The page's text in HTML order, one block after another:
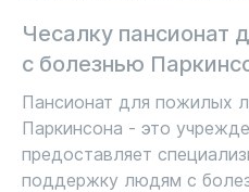
Чесалку
с болезнью
Пансионат для пожилых
Паркинсона - это
предоставляет
поддержку людям с